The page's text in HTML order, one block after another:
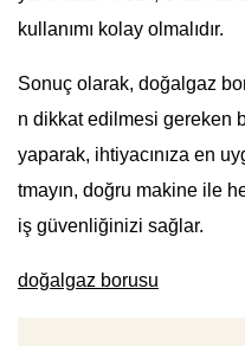
kullanımı kolay olmalıdır.
Sonuç olarak, doğalgaz
n dikkat edilmesi gereken
yaparak, ihtiyacınıza en
tmayın, doğru makine ile
iş güvenliğinizi sağlar.
doğalgaz borusu